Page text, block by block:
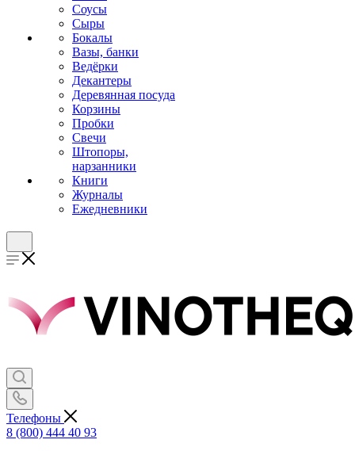
Соусы
Сыры
Бокалы
Вазы, банки
Ведёрки
Декантеры
Деревянная посуда
Корзины
Пробки
Свечи
Штопоры,
нарзанники
Книги
Журналы
Ежедневники
Телефоны
8 (800) 444 40 93